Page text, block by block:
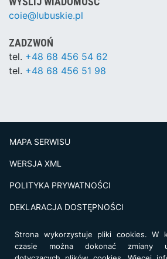
coie@lubuskie.pl
ZADZWOŃ
tel. +48 68 456 54 62
tel. +48 68 456 51 98
MAPA SERWISU
WERSJA XML
POLITYKA PRYWATNOŚCI
DEKLARACJA DOSTĘPNOŚCI
Projekt i realizacja: netkoncept.com
Strona wykorzystuje pliki cookies. W
czasie można dokonać zmiany